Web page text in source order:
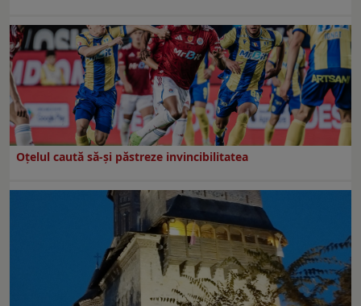
Oțelul caută să-și păstreze invincibilitatea